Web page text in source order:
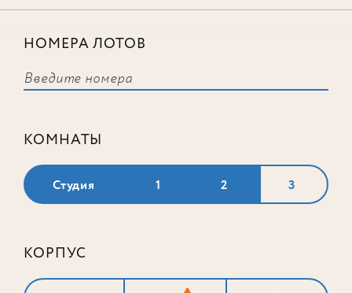
НОМЕРА ЛОТОВ
КОМНАТЫ
Студия 1 2 3
КОРПУС
соответствует ни одного лота